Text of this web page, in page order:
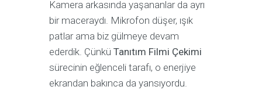
Kamera arkasında yaşananlar da ayrı
bir maceraydı. Mikrofon düşer, ışık
patlar ama biz gülmeye devam
ederdik. Çünkü Tanıtım Filmi Çekimi
sürecinin eğlenceli tarafı, o enerjiye
ekrandan bakınca da yansıyordu.